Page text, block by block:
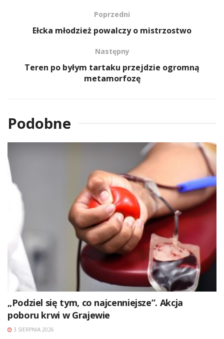
Poprzedni
Ełcka młodzież powalczy o mistrzostwo
Następny
Teren po byłym tartaku przejdzie ogromną
metamorfozę
Podobne
„Podziel się tym, co najcenniejsze”. Akcja
poboru krwi w Grajewie
3 SIERPNIA 2026